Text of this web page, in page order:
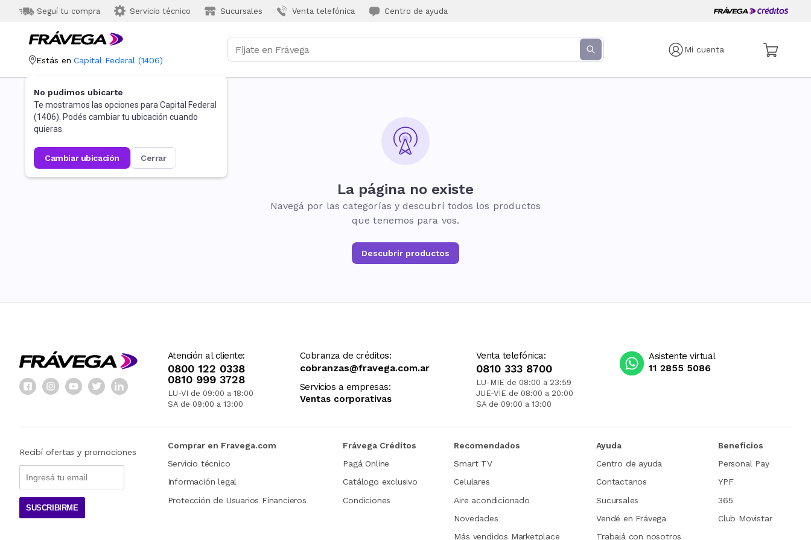
Seguí tu compra Servicio técnico Sucursales Venta telefónica Centro de ayuda
Mi cuenta
Estás en Capital Federal (1406)
No pudimos ubicarte
Te mostramos las opciones para Capital Federal
(1406). Podés cambiar tu ubicación cuando
quieras.
cambiar ubicación cerrar
La página no existe
Navegá por las categorías y descubrí todos los productos
que tenemos para vos.
Descubrir productos
Atención al cliente:
0800 122 0338
0810 999 3728
LU-VI de 09:00 a 18:00
SA de 09:00 a 13:00
Cobranza de créditos:
cobranzas@fravega.com.ar
Servicios a empresas:
Ventas corporativas
Venta telefónica:
0810 333 8700
LU-MIE de 08:00 a 23:59
JUE-VIE de 08:00 a 20:00
SA de 09:00 a 13:00
Asistente virtual
11 2855 5086
Recibí ofertas y promociones
SUSCRIBIRME
Comprar en Fravega.com
Servicio técnico
Información legal
Protección de Usuarios Financieros
Frávega Créditos
Pagá Online
Catálogo exclusivo
Condiciones
Recomendados
Smart TV
Celulares
Aire acondicionado
Novedades
Más vendidos Marketplace
Ayuda
Centro de ayuda
Contactanos
Sucursales
Vendé en Frávega
Trabajá con nosotros
Beneficios
Personal Pay
YPF
365
Club Movistar